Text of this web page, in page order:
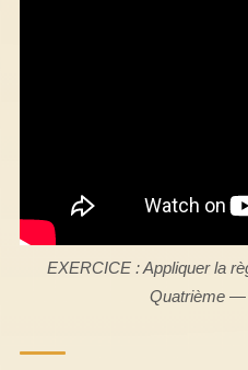
EXERCICE : Appliquer la
Quatrième —